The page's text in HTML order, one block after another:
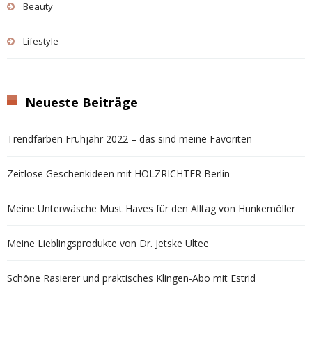
Beauty
Lifestyle
Neueste Beiträge
Trendfarben Frühjahr 2022 – das sind meine Favoriten
Zeitlose Geschenkideen mit HOLZRICHTER Berlin
Meine Unterwäsche Must Haves für den Alltag von Hunkemöller
Meine Lieblingsprodukte von Dr. Jetske Ultee
Schöne Rasierer und praktisches Klingen-Abo mit Estrid